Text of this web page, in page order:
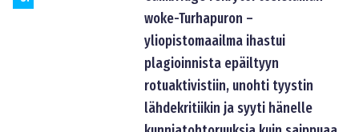
woke-Turhapuron –
yliopistomaailma ihastui
plagioinnista epäiltyyn
rotuaktivistiin, unohti tyystin
lähdekritiikin ja syyti hänelle